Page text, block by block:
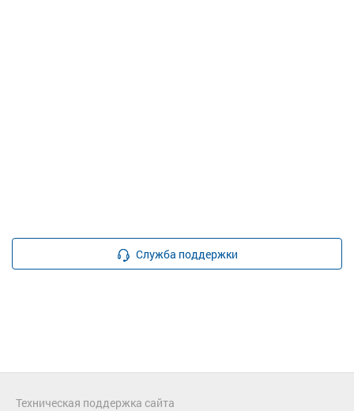
Служба поддержки
Техническая поддержка сайта